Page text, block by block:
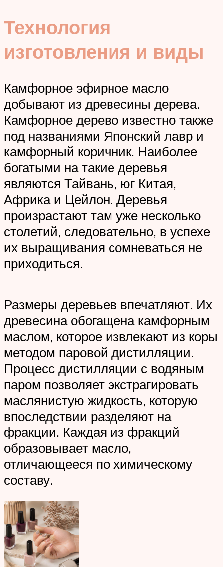
Технология
изготовления и виды
Камфорное эфирное масло
добывают из древесины дерева.
Камфорное дерево известно также
под названиями Японский лавр и
камфорный коричник. Наиболее
богатыми на такие деревья
являются Тайвань, юг Китая,
Африка и Цейлон. Деревья
произрастают там уже несколько
столетий, следовательно, в успехе
их выращивания сомневаться не
приходиться.
Размеры деревьев впечатляют. Их
древесина обогащена камфорным
маслом, которое извлекают из коры
методом паровой дистилляции.
Процесс дистилляции с водяным
паром позволяет экстрагировать
маслянистую жидкость, которую
впоследствии разделяют на
фракции. Каждая из фракций
образовывает масло,
отличающееся по химическому
составу.